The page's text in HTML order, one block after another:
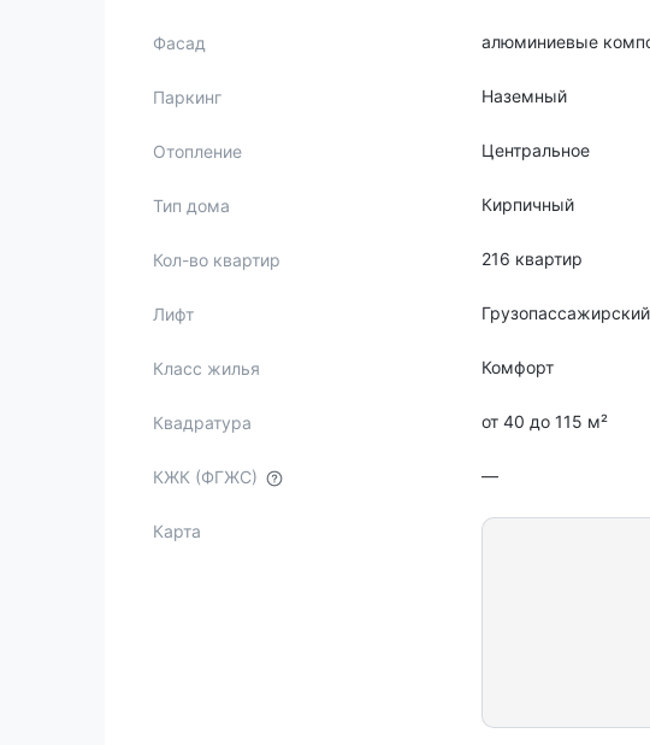
Фасад алюминиевые
Паркинг Наземный
Отопление Центральное
Тип дома Кирпичный
Кол-во квартир 216 квартир
Лифт Грузопассажирский
Класс жилья Комфорт
Квадратура от 40 до 115 м²
КЖК (ФГЖС) —
Карта